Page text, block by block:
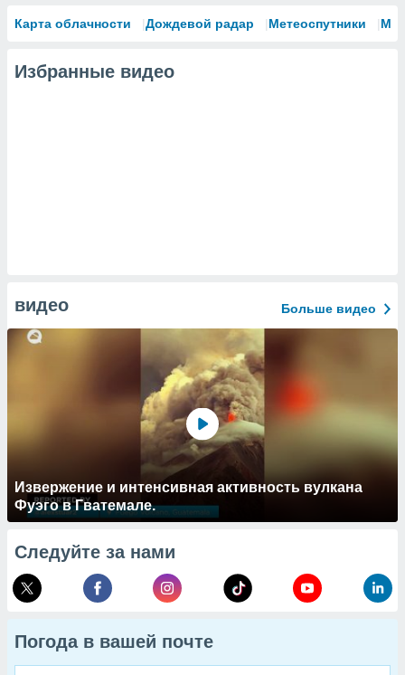
Карта облачности Дождевой радар Метеоспутники
Избранные видео
видео Больше видео
Извержение и интенсивная активность вулкана
Фуэго в Гватемале.
Следуйте за нами
Погода в вашей почте